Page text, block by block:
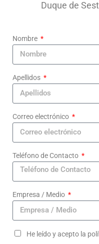
Duque de
Nombre
Apellidos
Correo electrónico
Teléfono de Contacto
Empresa / Medio
He leído y acepto la